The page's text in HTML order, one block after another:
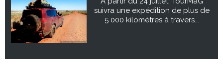
suivra une expédition de plus de
5 000 kilomètres à travers...